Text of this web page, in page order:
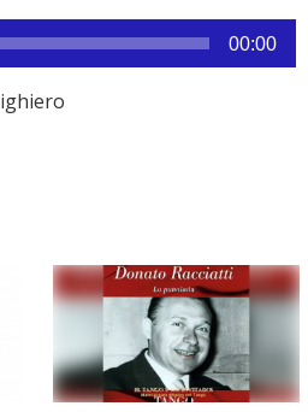
00:00